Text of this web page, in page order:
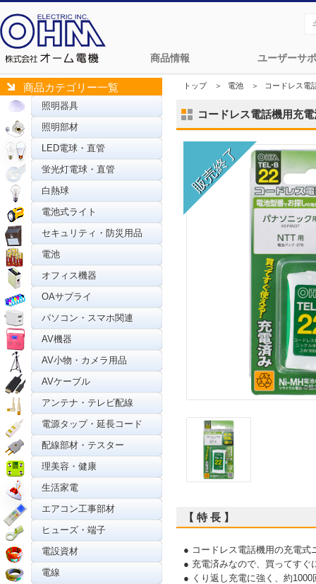
商品情報 ユーザーサ
商品カテゴリー一覧
照明器具
照明部材
LED電球・直管
蛍光灯電球・直管
白熱球
電池式ライト
セキュリティ・防災用品
電池
オフィス機器
OAサプライ
パソコン・スマホ関連
AV機器
AV小物・カメラ用品
AVケーブル
アンテナ・テレビ配線
電源タップ・延長コード
配線部材・テスター
理美容・健康
生活家電
エアコン工事部材
ヒューズ・端子
電設資材
電線
トップ＞ 電池 ＞ コードレス電
コードレス電話機用充
【 特 長 】
● コードレス電話機用の充電式
● 充電済みなので、買ってすぐ
● くり返し充電に強く、約1000